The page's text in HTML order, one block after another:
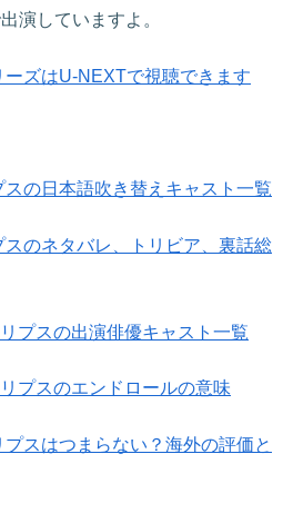
演していますよ。
ズはU-NEXTで視聴できます
の日本語吹き替えキャスト一覧
のネタバレ、トリビア、裏話総
プスの出演俳優キャスト一覧
プスのエンドロールの意味
スはつまらない？海外の評価と